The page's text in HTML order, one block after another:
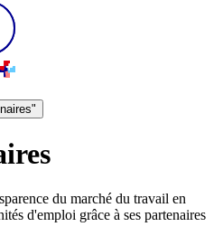
du marché du travail en
d'emploi grâce à ses partenaires